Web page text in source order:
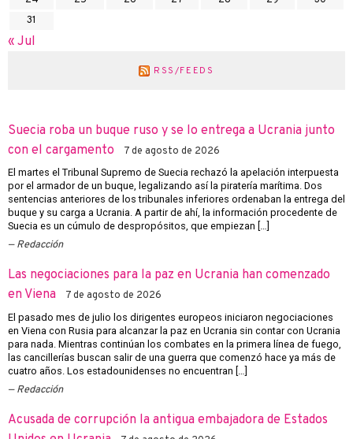
31
« Jul
RSS/FEEDS
Suecia roba un buque ruso y se lo entrega a Ucrania junto
con el cargamento
7 de agosto de 2026
El martes el Tribunal Supremo de Suecia rechazó la apelación interpuesta
por el armador de un buque, legalizando así la piratería marítima. Dos
sentencias anteriores de los tribunales inferiores ordenaban la entrega del
buque y su carga a Ucrania. A partir de ahí, la información procedente de
Suecia es un cúmulo de despropósitos, que empiezan […]
Redacción
Las negociaciones para la paz en Ucrania han comenzado
en Viena
7 de agosto de 2026
El pasado mes de julio los dirigentes europeos iniciaron negociaciones
en Viena con Rusia para alcanzar la paz en Ucrania sin contar con Ucrania
para nada. Mientras continúan los combates en la primera línea de fuego,
las cancillerías buscan salir de una guerra que comenzó hace ya más de
cuatro años. Los estadounidenses no encuentran […]
Redacción
Acusada de corrupción la antigua embajadora de Estados